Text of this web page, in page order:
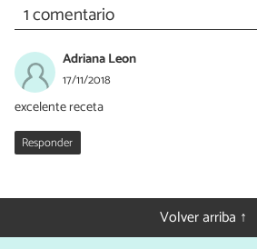
1 comentario
Adriana Leon
17/11/2018
excelente receta
Responder
Volver arriba ↑